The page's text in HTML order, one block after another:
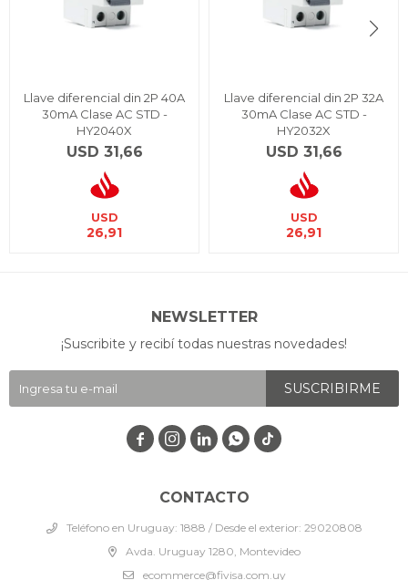
Llave diferencial din 2P 40A
30mA Clase AC STD -
HY2040X
USD 31,66
USD
26,91
Llave diferencial din 2P 32A
30mA Clase AC STD -
HY2032X
USD 31,66
USD
26,91
CONTACTO
Teléfono en Uruguay: 1888 / Desde el exterior: 29020808
Avda. Uruguay 1280, Montevideo
ecommerce@fivisa.com.uy
NEWSLETTER
¡Suscribite y recibí todas nuestras novedades!
SUSCRIBIRME
   